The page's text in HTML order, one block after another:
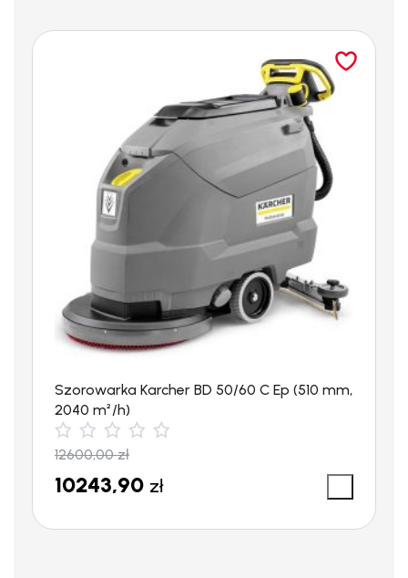
Biodegradowalny środek czyszczący pochodzenia roślinnego
Przyjazne środowisku i bezpieczne dla operatora. Usuwa
zaschnięte gumy do żucia.
Szorowarka Karcher BD 50/60 C Ep (510 mm,
2040 m²/h)
12600,00zł
10243,90 zł